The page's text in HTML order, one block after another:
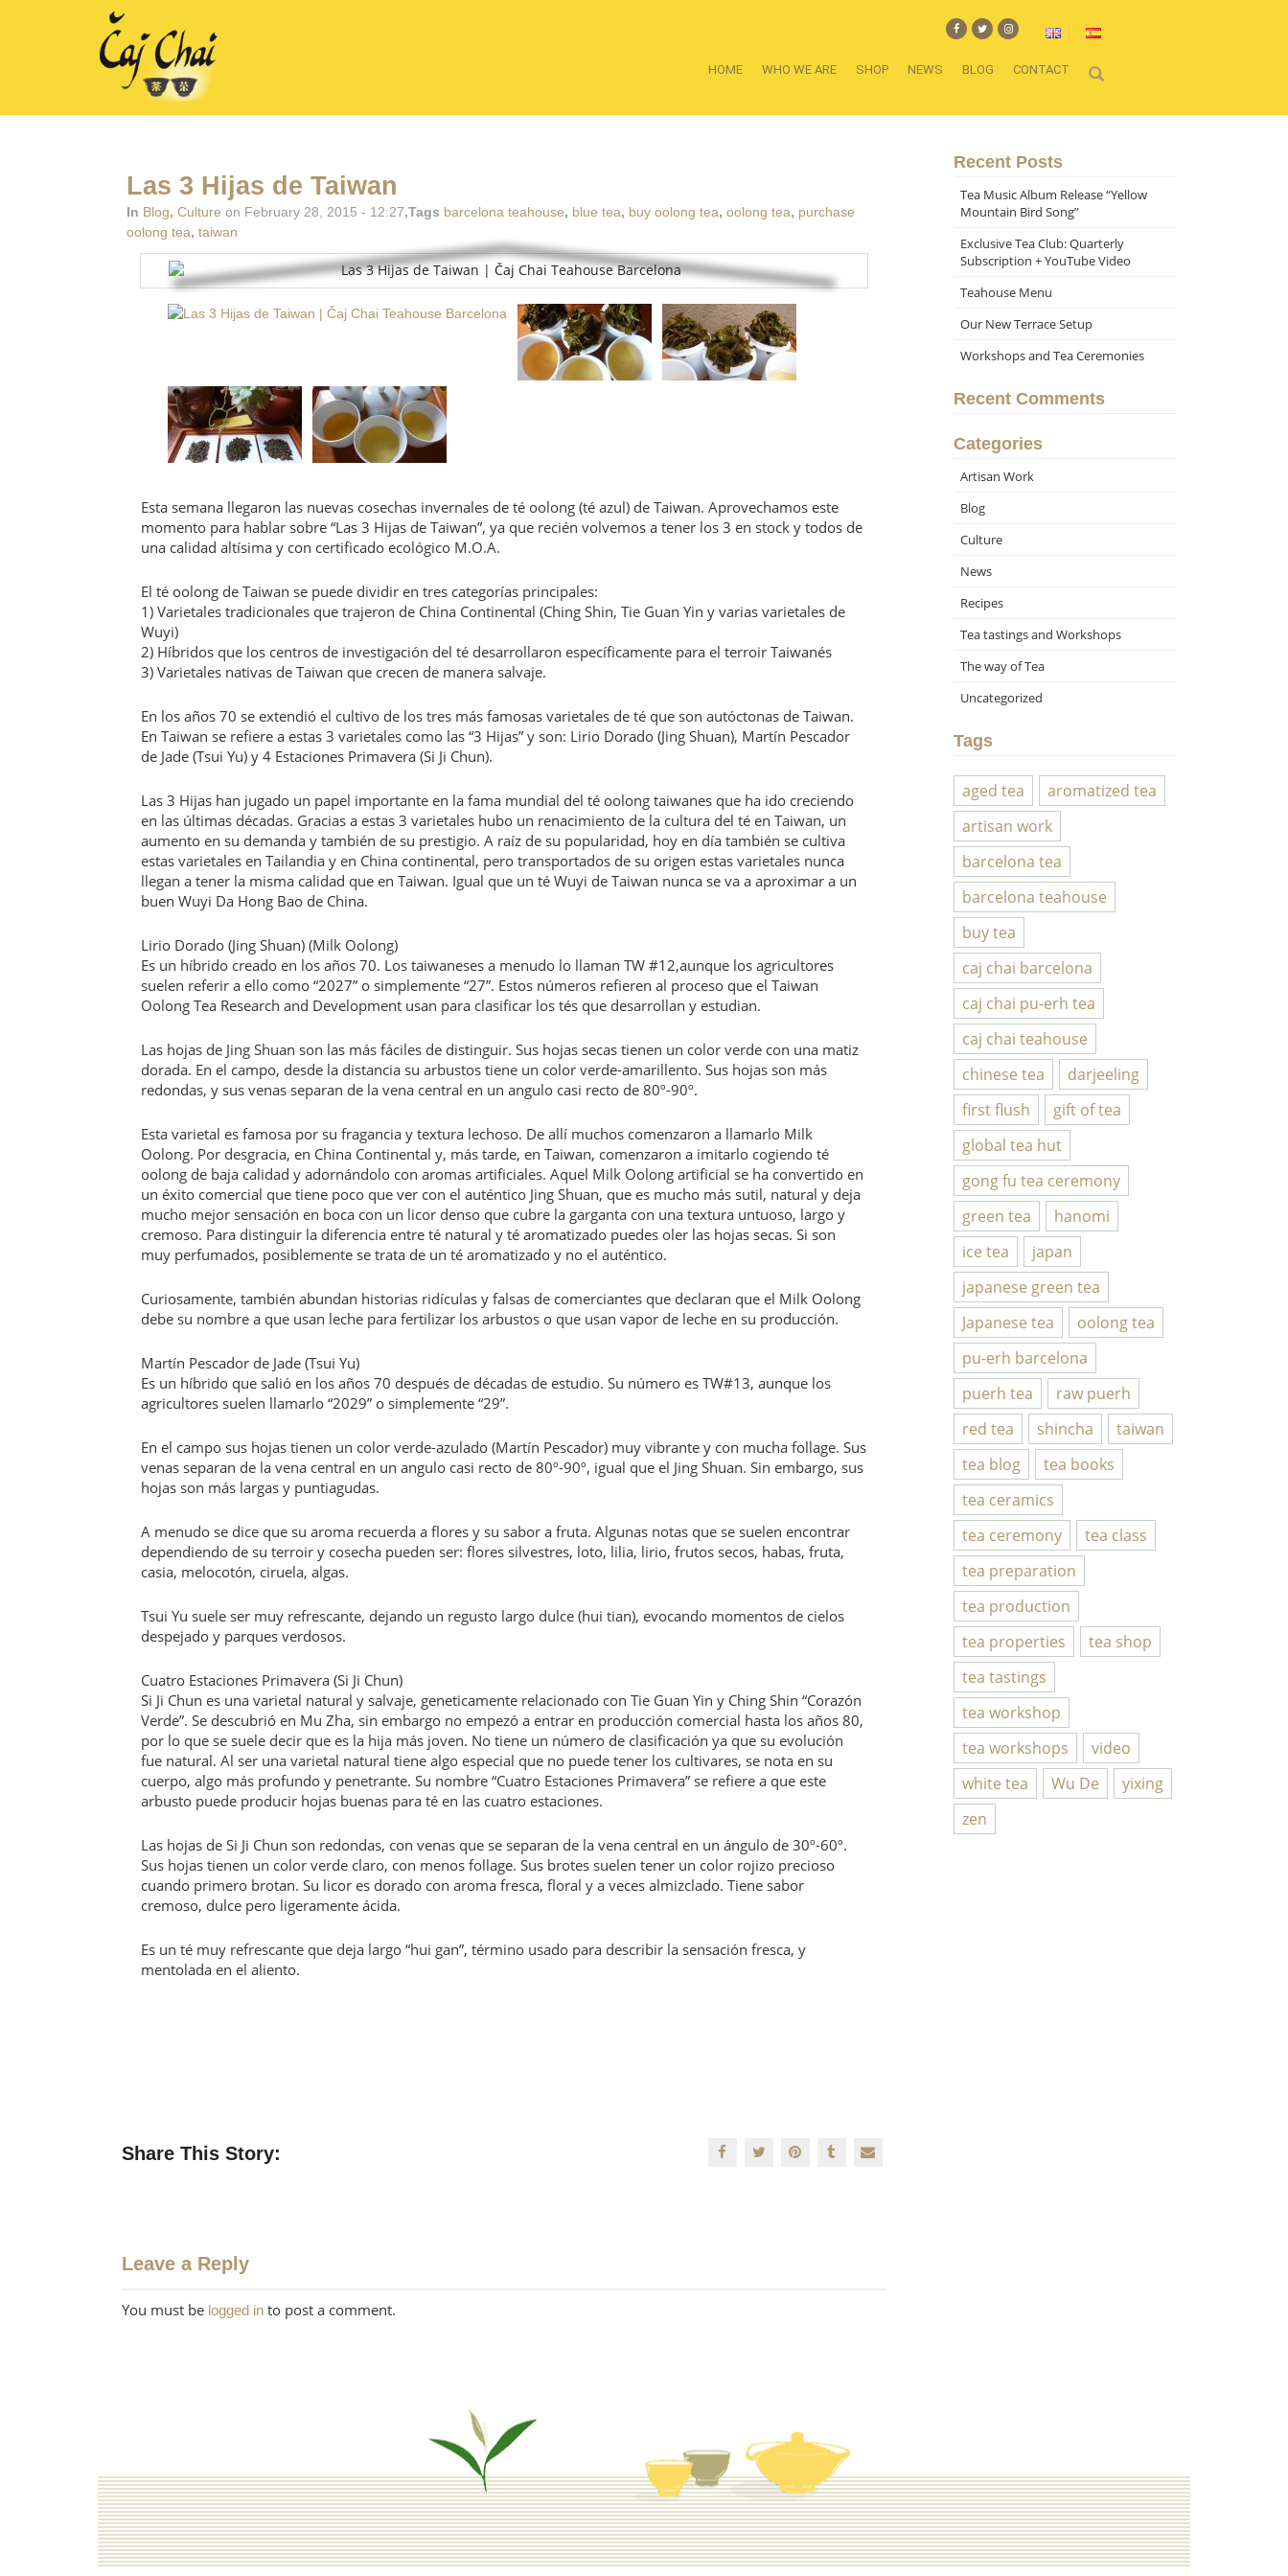
HOME WHO WE ARE SHOP NEWS BLOG CONTACT
Las 3 Hijas de Taiwan
In Blog, Culture on February 28, 2015 - 12:27,Tags barcelona teahouse, blue tea, buy oolong tea, oolong tea, purchase
oolong tea, taiwan
Esta semana llegaron las nuevas cosechas invernales de té oolong (té azul) de Taiwan. Aprovechamos este
momento para hablar sobre “Las 3 Hijas de Taiwan”, ya que recién volvemos a tener los 3 en stock y todos de
una calidad altísima y con certificado ecológico M.O.A.
El té oolong de Taiwan se puede dividir en tres categorías principales:
1) Varietales tradicionales que trajeron de China Continental (Ching Shin, Tie Guan Yin y varias varietales de
Wuyi)
2) Híbridos que los centros de investigación del té desarrollaron específicamente para el terroir Taiwanés
3) Varietales nativas de Taiwan que crecen de manera salvaje.
En los años 70 se extendió el cultivo de los tres más famosas varietales de té que son autóctonas de Taiwan.
En Taiwan se refiere a estas 3 varietales como las “3 Hijas” y son: Lirio Dorado (Jing Shuan), Martín Pescador
de Jade (Tsui Yu) y 4 Estaciones Primavera (Si Ji Chun).
Las 3 Hijas han jugado un papel importante en la fama mundial del té oolong taiwanes que ha ido creciendo
en las últimas décadas. Gracias a estas 3 varietales hubo un renacimiento de la cultura del té en Taiwan, un
aumento en su demanda y también de su prestigio. A raíz de su popularidad, hoy en día también se cultiva
estas varietales en Tailandia y en China continental, pero transportados de su origen estas varietales nunca
llegan a tener la misma calidad que en Taiwan. Igual que un té Wuyi de Taiwan nunca se va a aproximar a un
buen Wuyi Da Hong Bao de China.
Lirio Dorado (Jing Shuan) (Milk Oolong)
Es un híbrido creado en los años 70. Los taiwaneses a menudo lo llaman TW #12,aunque los agricultores
suelen referir a ello como “2027” o simplemente “27”. Estos números refieren al proceso que el Taiwan
Oolong Tea Research and Development usan para clasificar los tés que desarrollan y estudian.
Las hojas de Jing Shuan son las más fáciles de distinguir. Sus hojas secas tienen un color verde con una matiz
dorada. En el campo, desde la distancia su arbustos tiene un color verde-amarillento. Sus hojas son más
redondas, y sus venas separan de la vena central en un angulo casi recto de 80º-90º.
Esta varietal es famosa por su fragancia y textura lechoso. De allí muchos comenzaron a llamarlo Milk
Oolong. Por desgracia, en China Continental y, más tarde, en Taiwan, comenzaron a imitarlo cogiendo té
oolong de baja calidad y adornándolo con aromas artificiales. Aquel Milk Oolong artificial se ha convertido en
un éxito comercial que tiene poco que ver con el auténtico Jing Shuan, que es mucho más sutil, natural y deja
mucho mejor sensación en boca con un licor denso que cubre la garganta con una textura untuoso, largo y
cremoso. Para distinguir la diferencia entre té natural y té aromatizado puedes oler las hojas secas. Si son
muy perfumados, posiblemente se trata de un té aromatizado y no el auténtico.
Curiosamente, también abundan historias ridículas y falsas de comerciantes que declaran que el Milk Oolong
debe su nombre a que usan leche para fertilizar los arbustos o que usan vapor de leche en su producción.
Martín Pescador de Jade (Tsui Yu)
Es un híbrido que salió en los años 70 después de décadas de estudio. Su número es TW#13, aunque los
agricultores suelen llamarlo “2029” o simplemente “29”.
En el campo sus hojas tienen un color verde-azulado (Martín Pescador) muy vibrante y con mucha follage. Sus
venas separan de la vena central en un angulo casi recto de 80º-90º, igual que el Jing Shuan. Sin embargo, sus
hojas son más largas y puntiagudas.
A menudo se dice que su aroma recuerda a flores y su sabor a fruta. Algunas notas que se suelen encontrar
dependiendo de su terroir y cosecha pueden ser: flores silvestres, loto, lilia, lirio, frutos secos, habas, fruta,
casia, melocotón, ciruela, algas.
Tsui Yu suele ser muy refrescante, dejando un regusto largo dulce (hui tian), evocando momentos de cielos
despejado y parques verdosos.
Cuatro Estaciones Primavera (Si Ji Chun)
Si Ji Chun es una varietal natural y salvaje, geneticamente relacionado con Tie Guan Yin y Ching Shin “Corazón
Verde”. Se descubrió en Mu Zha, sin embargo no empezó a entrar en producción comercial hasta los años 80,
por lo que se suele decir que es la hija más joven. No tiene un número de clasificación ya que su evolución
fue natural. Al ser una varietal natural tiene algo especial que no puede tener los cultivares, se nota en su
cuerpo, algo más profundo y penetrante. Su nombre “Cuatro Estaciones Primavera” se refiere a que este
arbusto puede producir hojas buenas para té en las cuatro estaciones.
Las hojas de Si Ji Chun son redondas, con venas que se separan de la vena central en un ángulo de 30º-60º.
Sus hojas tienen un color verde claro, con menos follage. Sus brotes suelen tener un color rojizo precioso
cuando primero brotan. Su licor es dorado con aroma fresca, floral y a veces almizclado. Tiene sabor
cremoso, dulce pero ligeramente ácida.
Es un té muy refrescante que deja largo “hui gan”, término usado para describir la sensación fresca, y
mentolada en el aliento.
Share This Story:
Leave a Reply
You must be logged in to post a comment.
Recent Posts
Tea Music Album Release “Yellow
Mountain Bird Song”
Exclusive Tea Club: Quarterly
Subscription + YouTube Video
Teahouse Menu
Our New Terrace Setup
Workshops and Tea Ceremonies
Recent Comments
Categories
Artisan Work
Blog
Culture
News
Recipes
Tea tastings and Workshops
The way of Tea
Uncategorized
Tags
aged tea
aromatized tea
artisan work
barcelona tea
barcelona teahouse
buy tea
caj chai barcelona
caj chai pu-erh tea
caj chai teahouse
chinese tea
darjeeling
first flush
gift of tea
global tea hut
gong fu tea ceremony
green tea
hanomi
ice tea
japan
japanese green tea
Japanese tea
oolong tea
pu-erh barcelona
puerh tea
raw puerh
red tea
shincha
taiwan
tea blog
tea books
tea ceramics
tea ceremony
tea class
tea preparation
tea production
tea properties
tea shop
tea tastings
tea workshop
tea workshops
video
white tea
Wu De
yixing
zen